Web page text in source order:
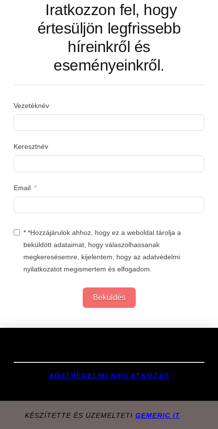
Iratkozzon fel, hogy
értesüljön legfrissebb
híreinkről és
eseményeinkről.
Vezetéknév
Keresztnév
Email
* *Hozzájárulok ahhoz, hogy ez a weboldal tárolja a
beküldött adataimat, hogy válaszolhassanak
megkeresésemre, kijelentem, hogy az adatvédelmi
nyilatkozatot megismertem és elfogadom.
Beküldés
ADATVÉDELMI NYILATKOZAT
KÉSZÍTETTE ÉS ÜZEMELTETI GEMERIC IT